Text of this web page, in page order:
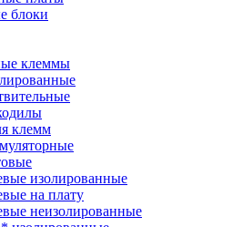
блоки
клеммы
клемм
изолированные
на плату
неизолированные